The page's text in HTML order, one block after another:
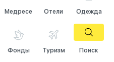
Медресе Отели Одежда
Фонды Туризм Поиск